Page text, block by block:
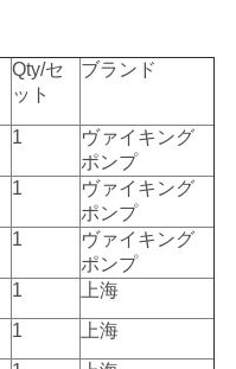
Qty/セ
ット
ブランド
1
ヴァイキング
ポンプ
1
ヴァイキング
ポンプ
1
ヴァイキング
ポンプ
1
上海
1
上海